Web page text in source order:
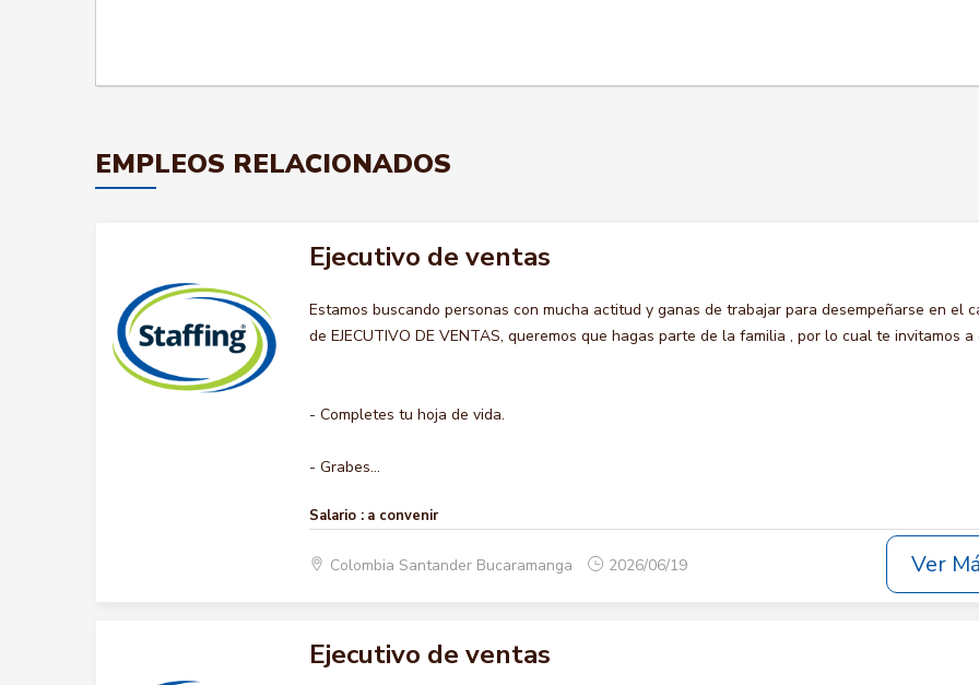
EMPLEOS RELACIONADOS
Ejecutivo de ventas
Estamos buscando personas con mucha actitud y ganas de trabajar para desempeñarse en el
de EJECUTIVO DE VENTAS, queremos que hagas parte de la familia , por lo cual te invitamos a
- Completes tu hoja de vida.
- Grabes...
Salario : a convenir
Colombia Santander Bucaramanga 2026/06/19 Ver
Ejecutivo de ventas